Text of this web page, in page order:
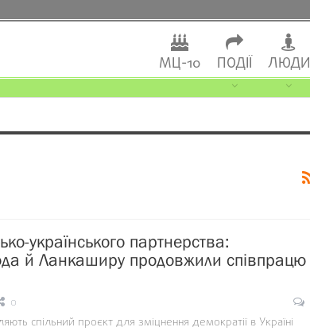
МЦ-10 ПОДІЇ ЛЮДИ
українського партнерства:
й Ланкаширу продовжили співпрацю
0
спільний проєкт для зміцнення демократії в Україні